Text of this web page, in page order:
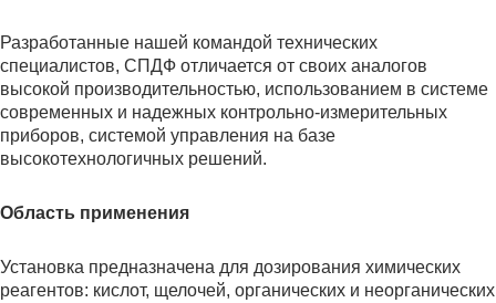
Разработанные нашей командой технических
специалистов, СПДФ отличается от своих аналогов
высокой производительностью, использованием в системе
современных и надежных контрольно-измерительных
приборов, системой управления на базе
высокотехнологичных решений.
Область применения
Установка предназначена для дозирования химических
реагентов: кислот, щелочей, органических и неорганических